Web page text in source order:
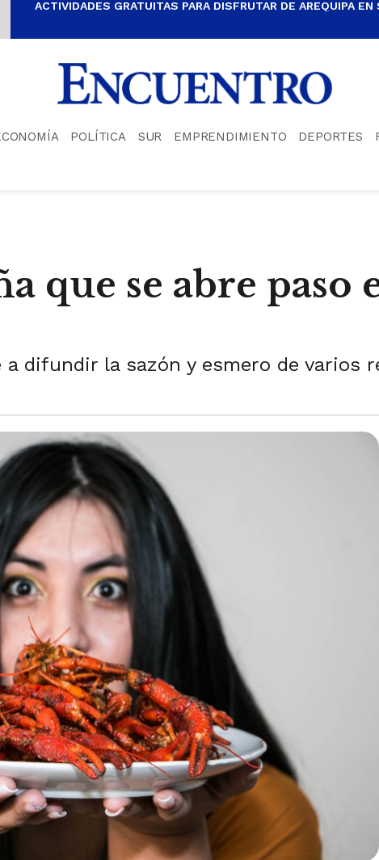
ACTIVIDADES GRATUITAS PARA DISFRUTAR DE AREQUIPA EN
POLÍTICA SUR EMPRENDIMIENTO DEPORTES
que se abre paso
a difundir la sazón y esmero de varios